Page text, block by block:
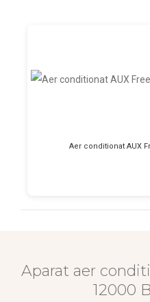
Aer conditionat AUX
Aparat aer
12000